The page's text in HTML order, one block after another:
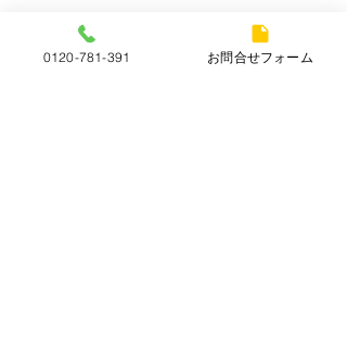
最新記事 すべて表示
0120-781-391 お問合せフォーム